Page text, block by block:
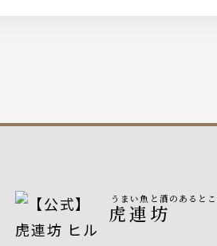
うまい魚と酒のあるとこ
虎連坊